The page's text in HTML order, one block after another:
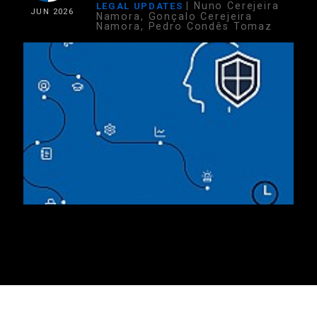
JUN 2026
LEGAL UPDATES | Nuno Cerejeira
Namora, Gonçalo Cerejeira
Namora, Pedro Condês Tomaz